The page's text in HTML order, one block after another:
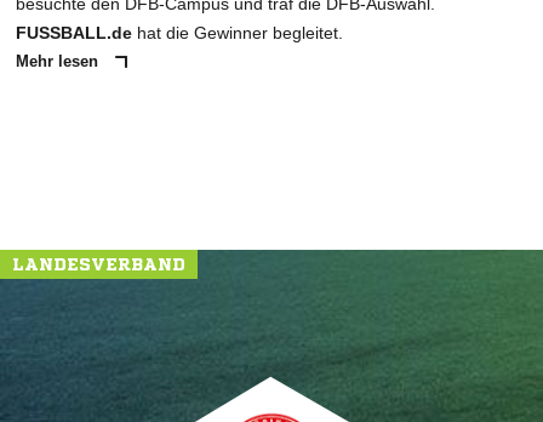
FUSSBALL.de hat die Gewinner begleitet.
Mehr lesen
LANDESVERBAND